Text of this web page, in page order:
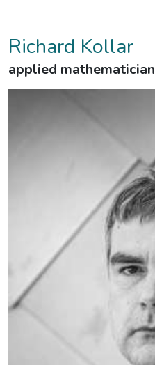
Richard Kollar
applied mathematician